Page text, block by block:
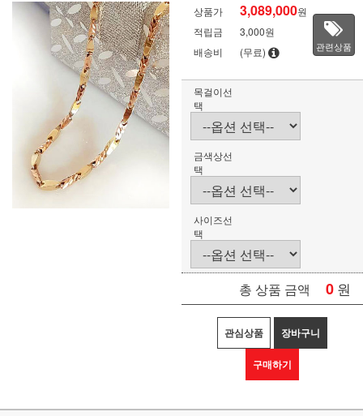
상품가 3,089,000원
적립금
3,000원
배송비
(무료) 관련상품
목걸이선
택
금색상선
택
사이즈선
택
총 상품 금액 0 원
관심상품 장바구니
구매하기